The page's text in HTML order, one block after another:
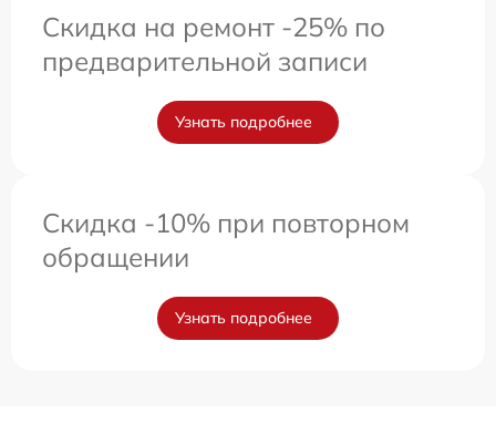
Скидка на ремонт -25% по
предварительной записи
Узнать подробнее
Скидка -10% при повторном
обращении
Узнать подробнее